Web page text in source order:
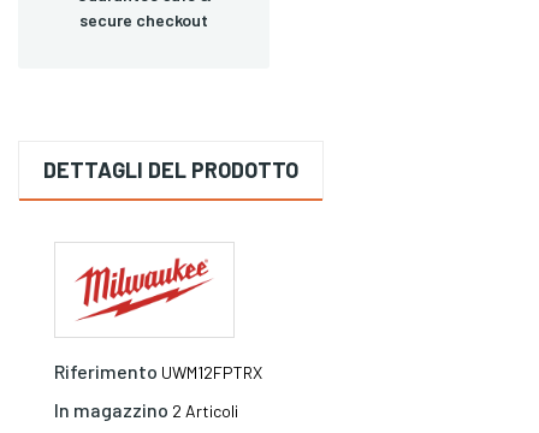
secure checkout
DETTAGLI DEL PRODOTTO
Riferimento UWM12FPTRX
In magazzino 2 Articoli